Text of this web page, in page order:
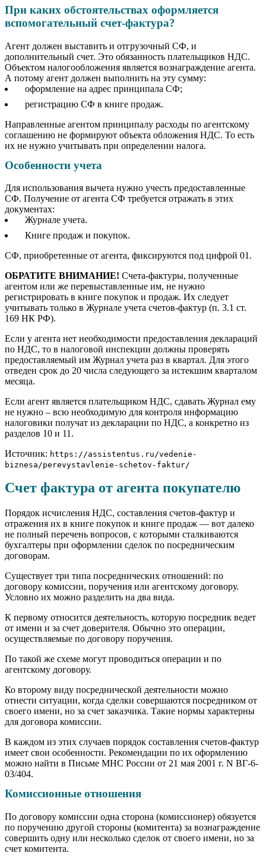
При каких обстоятельствах оформляется
вспомогательный счет-фактура?
Агент должен выставить и отгрузочный СФ, и
дополнительный счет. Это обязанность плательщиков НДС.
Объектом налогообложения является вознаграждение агента.
А потому агент должен выполнить на эту сумму:
оформление на адрес принципала СФ;
регистрацию СФ в книге продаж.
Направленные агентом принципалу расходы по агентскому
соглашению не формируют объекта обложения НДС. То есть
их не нужно учитывать при определении налога.
Особенности учета
Для использования вычета нужно учесть предоставленные
СФ. Получение от агента СФ требуется отражать в этих
документах:
Журнале учета.
Книге продаж и покупок.
СФ, приобретенные от агента, фиксируются под цифрой 01.
ОБРАТИТЕ ВНИМАНИЕ! Счета-фактуры, полученные
агентом или же перевыставленные им, не нужно
регистрировать в книге покупок и продаж. Их следует
учитывать только в Журнале учета счетов-фактур (п. 3.1 ст.
169 НК РФ).
Если у агента нет необходимости предоставления деклараций
по НДС, то в налоговой инспекции должны проверять
предоставляемый им Журнал учета раз в квартал. Для этого
отведен срок до 20 числа следующего за истекшим кварталом
месяца.
Если агент является плательщиком НДС, сдавать Журнал ему
не нужно – всю необходимую для контроля информацию
налоговики получат из декларации по НДС, а конкретно из
разделов 10 и 11.
Источник: https://assistentus.ru/vedenie-
biznesa/perevystavlenie-schetov-faktur/
Счет фактура от агента покупателю
Порядок исчисления НДС, составления счетов-фактур и
отражения их в книге покупок и книге продаж — вот далеко
не полный перечень вопросов, с которыми сталкиваются
бухгалтеры при оформлении сделок по посредническим
договорам.
Существует три типа посреднических отношений: по
договору комиссии, поручения или агентскому договору.
Условно их можно разделить на два вида.
К первому относится деятельность, которую посредник ведет
от имени и за счет доверителя. Обычно это операции,
осуществляемые по договору поручения.
По такой же схеме могут проводиться операции и по
агентскому договору.
Ко второму виду посреднической деятельности можно
отнести ситуации, когда сделки совершаются посредником от
своего имени, но за счет заказчика. Такие нормы характерны
для договора комиссии.
В каждом из этих случаев порядок составления счетов-фактур
имеет свои особенности. Рекомендации по их оформлению
можно найти в Письме МНС России от 21 мая 2001 г. N ВГ-6-
03/404.
Комиссионные отношения
По договору комиссии одна сторона (комиссионер) обязуется
по поручению другой стороны (комитента) за вознаграждение
совершить одну или несколько сделок от своего имени, но за
счет комитента.